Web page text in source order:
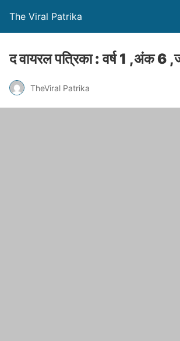
The Viral Patrika
द वायरल पत्रिका : वर्ष 1 ,अंक 6
TheViral Patrika